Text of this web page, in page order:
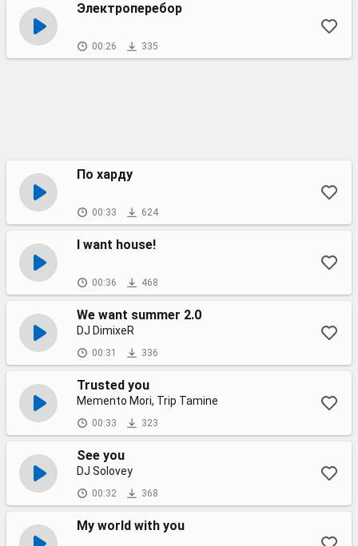
Электроперебор
00:26 335
По харду
00:33 624
I want house!
00:36 468
We want summer 2.0
DJ DimixeR
00:31 336
Trusted you
Memento Mori, Trip Tamine
00:33 323
See you
DJ Solovey
00:32 368
My world with you